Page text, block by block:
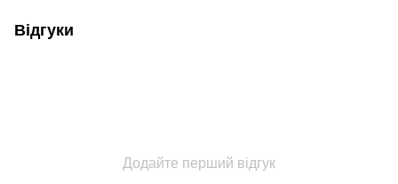
Відгуки
Додайте перший відгук